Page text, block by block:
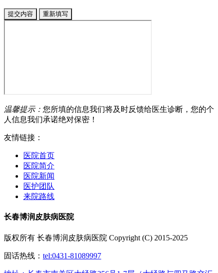
温馨提示： 您所填的信息我们将及时反馈给医生诊断，您的个
人信息我们承诺绝对保密！
友情链接：
医院首页
医院简介
医院新闻
医护团队
来院路线
长春博润皮肤病医院
版权所有 长春博润皮肤病医院 Copyright (C) 2015-2025
固话热线： tel:0431-81089997